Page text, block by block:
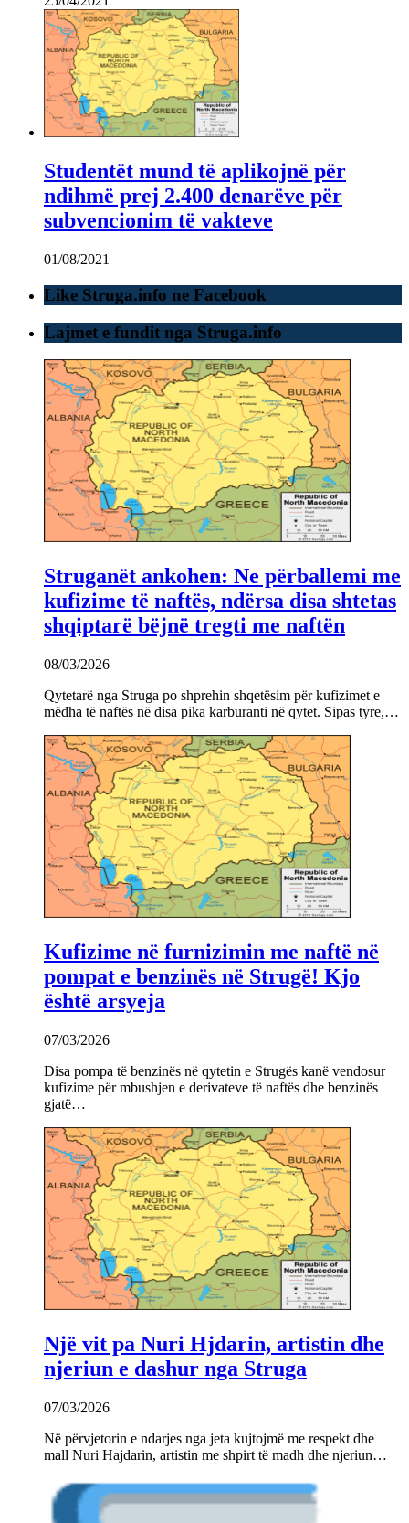
Studentët mund të aplikojnë për
ndihmë prej 2.400 denarëve për
subvencionim të vakteve
01/08/2021
Like Struga.info ne Facebook
Lajmet e fundit nga Struga.info
Struganët ankohen: Ne përballemi me
kufizime të naftës, ndërsa disa shtetas
shqiptarë bëjnë tregti me naftën
08/03/2026
Qytetarë nga Struga po shprehin shqetësim për kufizimet e
mëdha të naftës në disa pika karburanti në qytet. Sipas tyre,…
Kufizime në furnizimin me naftë në
pompat e benzinës në Strugë! Kjo
është arsyeja
07/03/2026
Disa pompa të benzinës në qytetin e Strugës kanë vendosur
kufizime për mbushjen e derivateve të naftës dhe benzinës
gjatë…
Një vit pa Nuri Hjdarin, artistin dhe
njeriun e dashur nga Struga
07/03/2026
Në përvjetorin e ndarjes nga jeta kujtojmë me respekt dhe
mall Nuri Hajdarin, artistin me shpirt të madh dhe njeriun…